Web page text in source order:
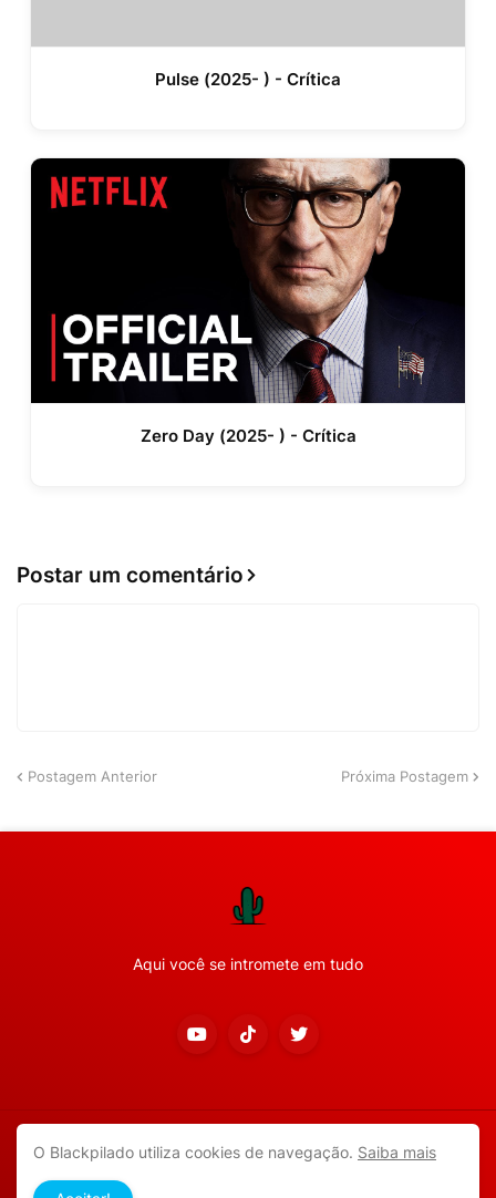
Pulse (2025- ) - Crítica
Zero Day (2025- ) - Crítica
Postar um comentário
Postagem Anterior Próxima Postagem
Aqui você se intromete em tudo
Copyright ©2026Todos os direitos reservados.
APP ANDROID
O Blackpilado utiliza cookies de navegação. Saiba mais